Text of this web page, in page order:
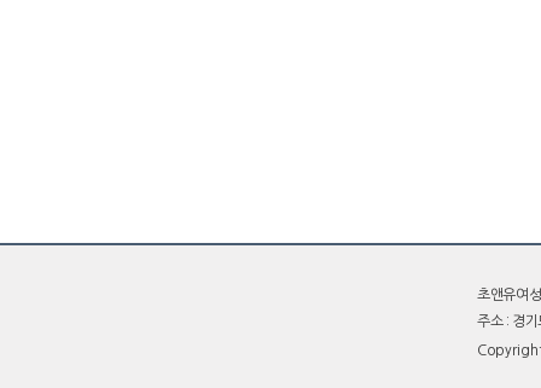
초앤유여
주소 : 경